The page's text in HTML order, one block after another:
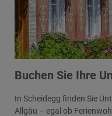
Buchen Sie Ihre
In Scheidegg finden Sie
Allgäu – egal ob